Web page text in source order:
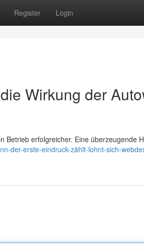
Register Login
Wirkung der
Betrieb erfolgreicher. Eine überzeugende
der-erste-eindruck-zählt-lohnt-sich-